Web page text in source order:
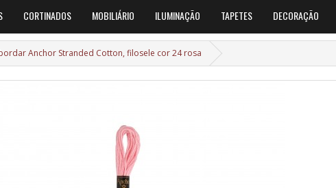
CORTINADOS MOBILIÁRIO ILUMINAÇÃO TAPETES DECORAÇÃO
Anchor Stranded Cotton, filosele cor 24 rosa